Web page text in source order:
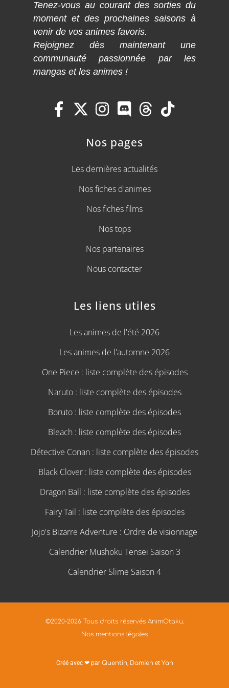
Tenez-vous au courant des sorties du
moment et des prochaines saisons à
venir de vos animes favoris.
Rejoignez dès maintenant une
communauté passionnée par les
mangas et les animes !
Nos pages
Les dernières actualités
Nos fiches d'animes
Nos fiches films
Nos tops
Nos partenaires
Nous contacter
Les liens utiles
Les animes de l'été 2026
Les animes de l'automne 2026
One Piece : liste complète des épisodes
Naruto : liste complète des épisodes
Boruto : liste complète des épisodes
Bleach : liste complète des épisodes
Détective Conan : liste complète des épisodes
Black Clover : liste complète des épisodes
Dragon Ball : liste complète des épisodes
Fairy Tail : liste complète des épisodes
Jojo's Bizarre Adventure : Ordre de visionnage
Calendrier Mushoku Tensei Saison 3
Calendrier Slime Saison 4
©2020-2026 Tous droits réservés AnimOtaku.
Nos mentions légales
Créé avec ❤ par Quentin, Damienet Yan